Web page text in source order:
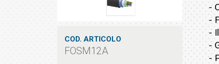
COD. ARTICOLO
FOSM12A
-
-
-
-
-